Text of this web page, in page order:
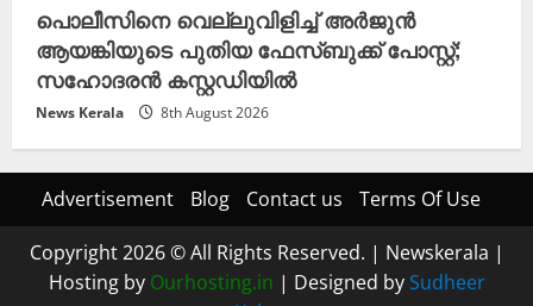
പൊലീസിനെ വെല്ലുവിളിച്ച് അർജുൻ
ആയങ്കിയുടെ പുതിയ ഫേസ്ബുക്ക് പോസ്റ്റ്;
സഹോദരൻ കസ്റ്റഡിയിൽ
News Kerala 8th August 2026
Advertisement Blog Contact us Terms Of Use
Copyright 2026 © All Rights Reserved. | Newskerala |
Hosting by Ourhosting.in | Designed by Sudheer